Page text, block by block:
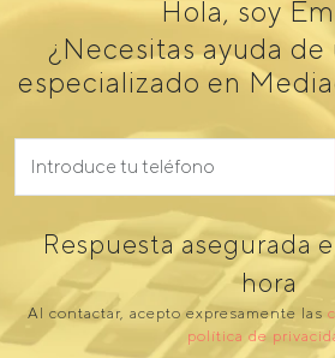
Hola, soy
¿Necesitas ayuda de
especializado en
Respuesta asegurada
hora
Al contactar, acepto expresamente las
política de